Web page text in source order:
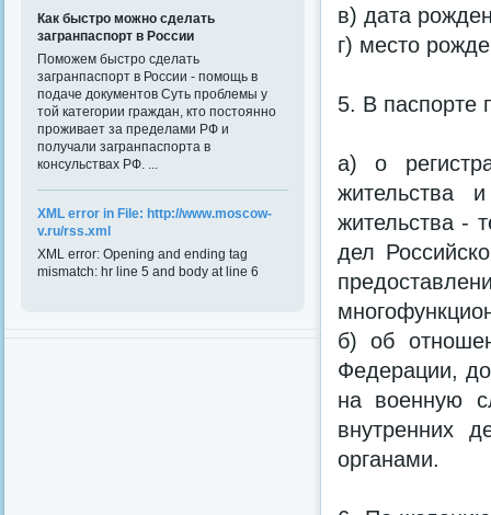
в) дата
г) место
5. В паспорте
а) о
жительства
жительства -
дел
б) об
Федерации,
на военную
внутренних
органами.
Как быстро можно сделать
загранпаспорт в России
Поможем быстро сделать
загранпаспорт в России - помощь в
подаче документов Суть проблемы у
той категории граждан, кто постоянно
проживает за пределами РФ и
получали загранпаспорта в
консульствах РФ. ...
XML error in File: http://www.moscow-
v.ru/rss.xml
XML error: Opening and ending tag
mismatch: hr line 5 and body at line 6